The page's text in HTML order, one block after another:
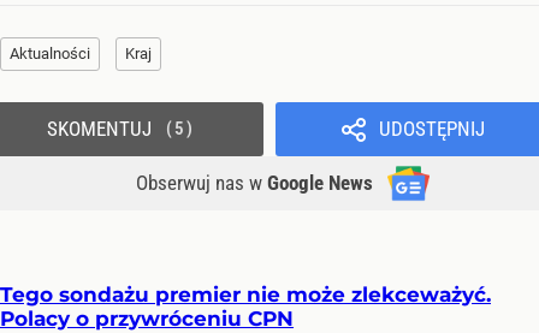
Aktualności Kraj
UDOSTĘPNIJ
Obserwuj nas w Google News
SKOMENTUJ 5
Tego sondażu premier nie może zlekceważyć.
Polacy o przywróceniu CPN